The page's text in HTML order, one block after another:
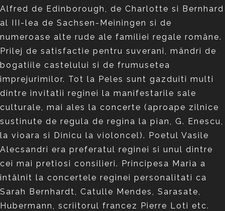
Alfred de Edinborough, de Charlotte si Bernhard
al III-lea de Sachsen-Meiningen si de
numeroase alte rude ale familiei regale române.
Prilej de satisfactie pentru suverani, mândri de
bogatiile castelului si de frumusetea
imprejurimilor. Tot la Peles sunt gazduiti multi
dintre invitatii reginei la manifestarile sale
culturale, mai ales la concerte (aproape zilnice
sustinute de regula de regina la pian, G. Enescu,
la vioara si Dinicu la violoncel). Poetul Vasile
Alecsandri era preferatul reginei si unul dintre
cei mai pretiosi consilieri. Principesa Maria a
intâlnit la concertele reginei personalitati ca
Sarah Bernhardt, Catulle Mendes, Sarasate,
Hubermann, scriitorul francez Pierre Loti etc.